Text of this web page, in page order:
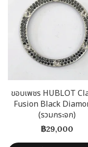
ขอบเพชร HUBLOT
Fusion Black
(รวมกระจก)
฿29,000